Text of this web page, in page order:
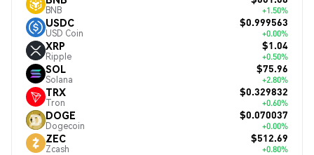
BNB +1.50%
USDC
USD Coin
$0.999563
+0.00%
XRP
Ripple
$1.04
+0.50%
SOL
Solana
$75.96
+2.80%
TRX
Tron
$0.329832
+0.60%
DOGE
Dogecoin
$0.070037
+0.00%
ZEC
Zcash
$512.69
+0.80%